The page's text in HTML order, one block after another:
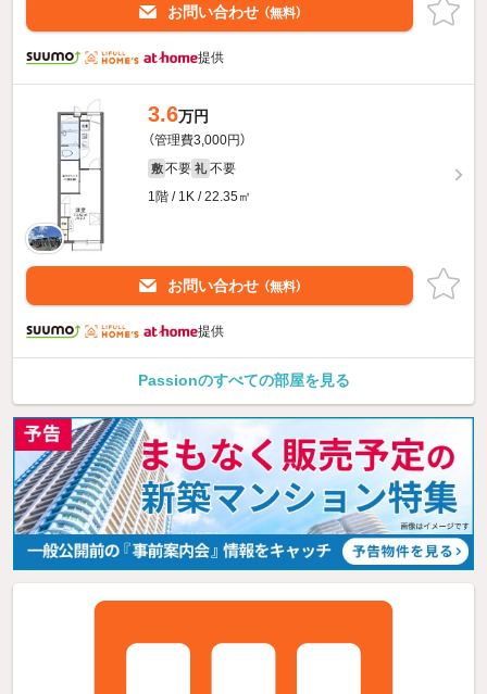
お問い合わせ （無料）
提供
3.6万円
（管理費3,000円）
敷 不要 礼 不要
1階 / 1K / 22.35㎡
お問い合わせ （無料）
提供
Passionのすべての部屋を見る